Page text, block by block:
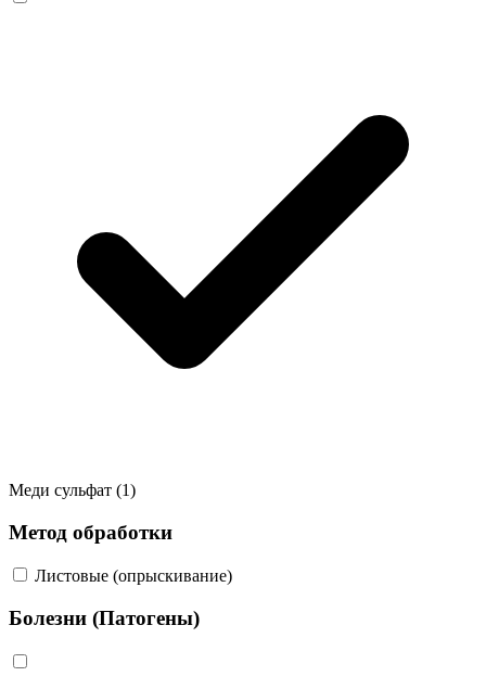
Меди сульфат (1)
Метод обработки
Листовые (опрыскивание)
Болезни (Патогены)